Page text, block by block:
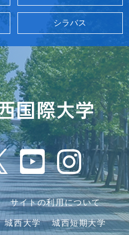
シラバス
サイトの利用について
城西大学 城西短期大学